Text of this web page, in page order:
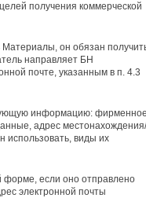
получения коммерческой
он обязан
направляет БН
почте, указанным в п. 4.3
информацию: фирменное
адрес местонахождения/
использовать, виды их
если оно отправлено
электронной почты